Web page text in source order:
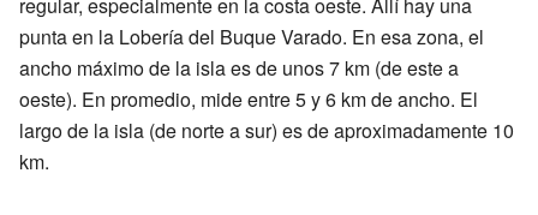
regular, especialmente en la costa oeste. Allí hay una
punta en la Lobería del Buque Varado. En esa zona, el
ancho máximo de la isla es de unos 7 km (de este a
oeste). En promedio, mide entre 5 y 6 km de ancho. El
largo de la isla (de norte a sur) es de aproximadamente 10
km.